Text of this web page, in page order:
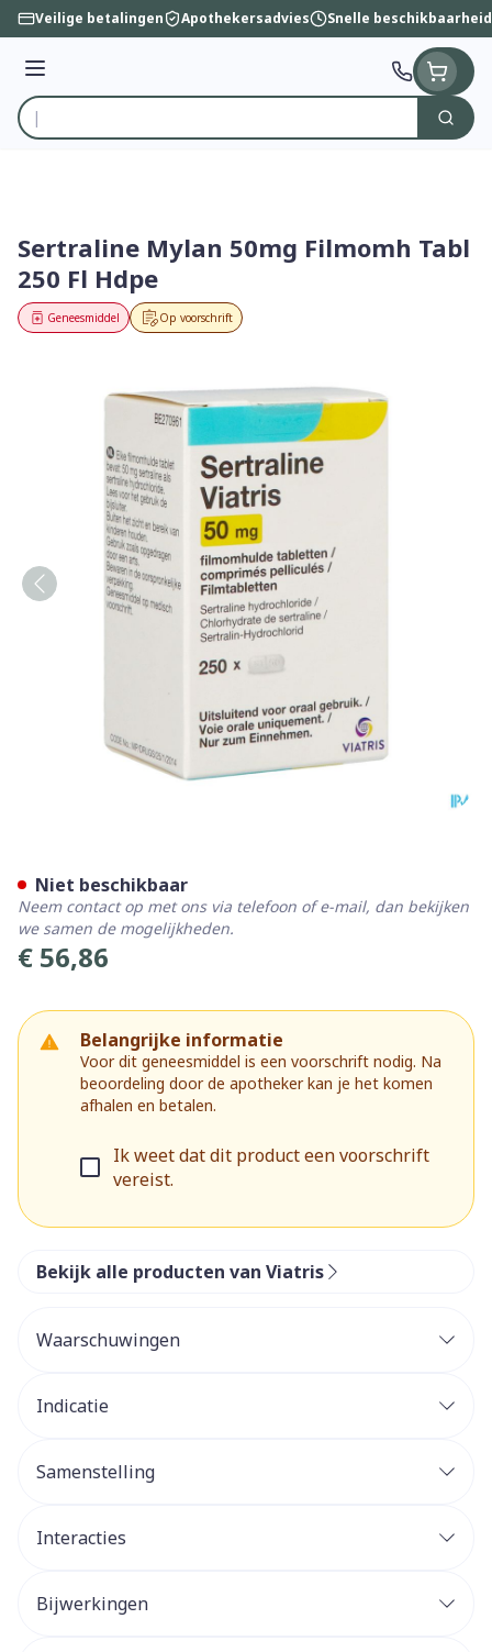
Ga naar de inhoud
Veilige betalingen Apothekersadvies Snelle beschikbaarheid
Menu
Product, merk, categorie...
Zoek
Sertraline Mylan 50mg Filmomh Tabl
250 Fl Hdpe
Op voorschrift
Geneesmiddel
€ 56,86
Belangrijke informatie
Voor dit geneesmiddel is een voorschrift nodig. Na
beoordeling door de apotheker kan je het komen
afhalen en betalen.
Ik weet dat dit product een voorschrift
vereist.
Niet beschikbaar
Neem contact op met ons via telefoon of e-mail, dan bekijken
we samen de mogelijkheden.
Bekijk alle producten van Viatris
Waarschuwingen
Indicatie
Samenstelling
Interacties
Bijwerkingen